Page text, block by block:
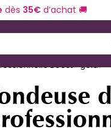
dès 35€d’achat 🚚
Boost+ gold